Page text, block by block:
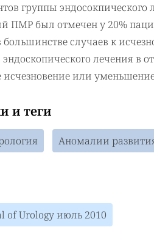
группы
ПМР был отмечен у 20%
случаев к
эндоскопического лечения
исчезновение или
и теги
Аномалии
of Urology июль 2010